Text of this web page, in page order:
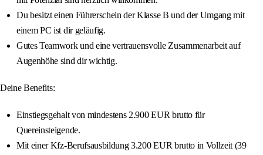
Du besitzt einen Führerschein der Klasse B und der Umgang mit
einem PC ist dir geläufig.
Gutes Teamwork und eine vertrauensvolle Zusammenarbeit auf
Augenhöhe sind dir wichtig.
Deine Benefits:
Einstiegsgehalt von mindestens 2.900 EUR brutto für
Quereinsteigende.
Mit einer Kfz-Berufsausbildung 3.200 EUR brutto in Vollzeit (39